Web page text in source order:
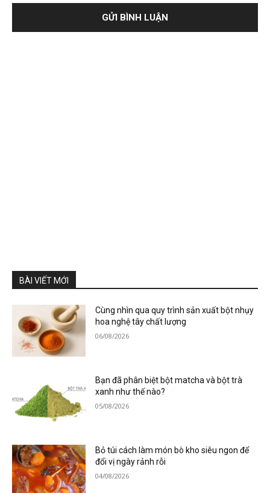
BÀI VIẾT MỚI
Cùng nhìn qua quy trình sản xuất bột nhụy
hoa nghệ tây chất lượng
06/08/2026
Bạn đã phân biệt bột matcha và bột trà
xanh như thế nào?
05/08/2026
Bỏ túi cách làm món bò kho siêu ngon để
đổi vị ngày rảnh rỗi
04/08/2026